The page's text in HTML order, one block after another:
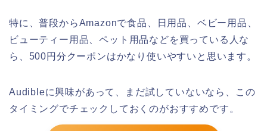
特に、普段からAmazonで食品、日用品、ベビー用品、
ビューティー用品、ペット用品などを買っている人な
ら、500円分クーポンはかなり使いやすいと思います。
Audibleに興味があって、まだ試していないなら、この
タイミングでチェックしておくのがおすすめです。